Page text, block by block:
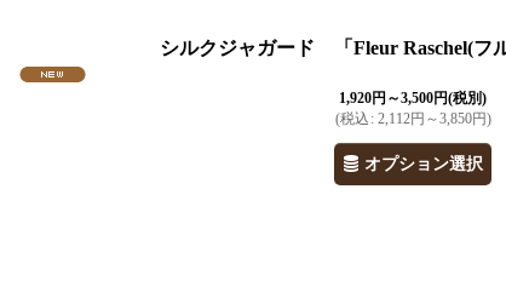
シルクジャガード 「Fleur Raschel(フ
1,920円 ～3,500円(税別)
(税込 : 2,112円 ～3,850円)
オプション選択